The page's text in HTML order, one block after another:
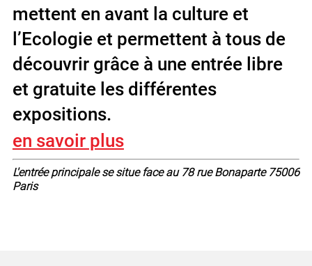
mettent en avant la culture et
l’Ecologie et permettent à tous de
découvrir grâce à une entrée libre
et gratuite les différentes
expositions.
en savoir plus
L'entrée principale se situe face au 78 rue Bonaparte 75006
Paris